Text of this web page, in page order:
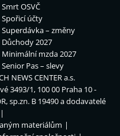
Smrt OSVČ
Spořicí účty
Superdávka – změny
Důchody 2027
Minimální mzda 2027
Senior Pas – slevy
NEWS CENTER a.s.
3493/1, 100 00 Praha 10 -
sp.zn. B 19490 a dodavatelé
materiálům